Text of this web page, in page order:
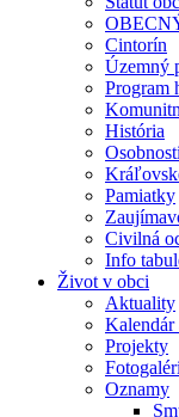
Cintorín
Územný
Program
História
Osobnosti
Pamiatky
Civilná
Info
Život v obci
Aktuality
Kalendár
Projekty
Oznamy